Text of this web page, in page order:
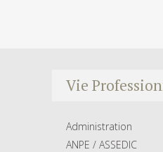
Vie
Administration
ANPE / ASSEDIC